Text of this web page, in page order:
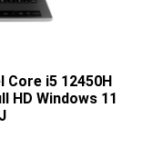
Core i5 12450H
HD Windows 11